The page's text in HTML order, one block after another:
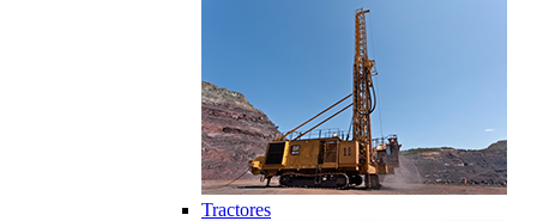
Tractores